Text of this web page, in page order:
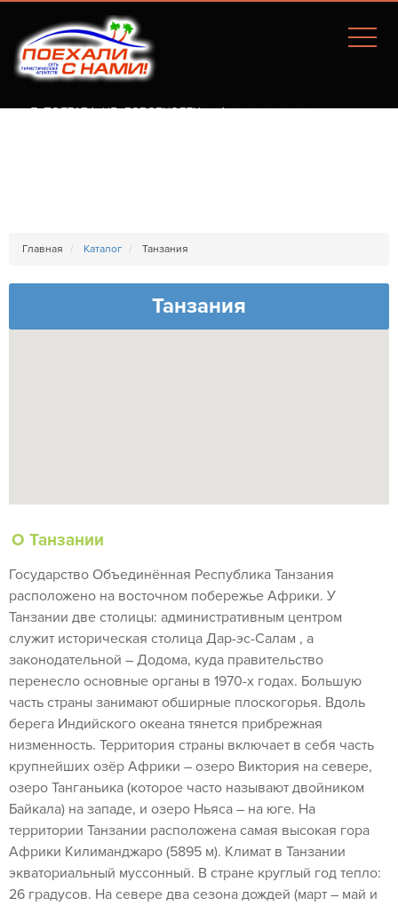
Г. ПОЛТАВА, УЛ. СОБОРНОСТИ, 77А
Главная Каталог Танзания
Танзания
О Танзании
Государство Объединённая Республика Танзания
расположено на восточном побережье Африки. У
Танзании две столицы: административным центром
служит историческая столица Дар-эс-Салам , а
законодательной – Додома, куда правительство
перенесло основные органы в 1970-х годах. Большую
часть страны занимают обширные плоскогорья. Вдоль
берега Индийского океана тянется прибрежная
низменность. Территория страны включает в себя часть
крупнейших озёр Африки – озеро Виктория на севере,
озеро Танганьика (которое часто называют двойником
Байкала) на западе, и озеро Ньяса – на юге. На
территории Танзании расположена самая высокая гора
Африки Килиманджаро (5895 м). Климат в Танзании
экваториальный муссонный. В стране круглый год тепло:
26 градусов. На севере два сезона дождей (март – май и